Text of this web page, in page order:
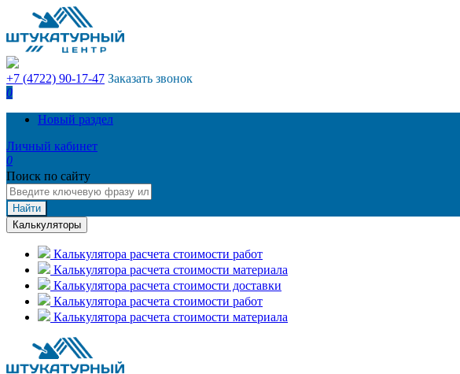
+7 (4722) 90-17-47 Заказать звонок
0
Новый раздел
Личный кабинет
0
Поиск по сайту
Найти
Калькуляторы
Калькулятора расчета стоимости работ
Калькулятора расчета стоимости материала
Калькулятора расчета стоимости доставки
Калькулятора расчета стоимости работ
Калькулятора расчета стоимости материала